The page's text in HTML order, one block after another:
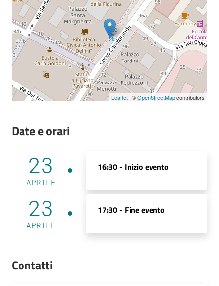
Leaflet | ©OpenStreetMapcontributors
Date e orari
23
APRILE
16:30 - Inizio evento
23
APRILE
17:30 - Fine evento
Contatti